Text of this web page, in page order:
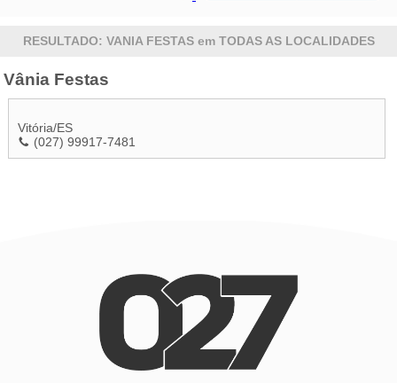
RESULTADO: VANIA FESTAS em TODAS AS LOCALIDADES
Vânia Festas
Vitória/ES
(027) 99917-7481